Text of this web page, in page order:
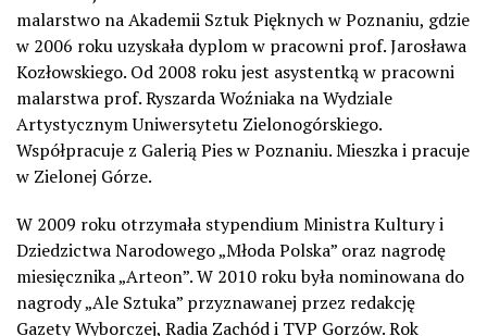
malarstwo na Akademii Sztuk Pięknych w Poznaniu, gdzie
w 2006 roku uzyskała dyplom w pracowni prof. Jarosława
Kozłowskiego. Od 2008 roku jest asystentką w pracowni
malarstwa prof. Ryszarda Woźniaka na Wydziale
Artystycznym Uniwersytetu Zielonogórskiego.
Współpracuje z Galerią Pies w Poznaniu. Mieszka i pracuje
w Zielonej Górze.
W 2009 roku otrzymała stypendium Ministra Kultury i
Dziedzictwa Narodowego „Młoda Polska” oraz nagrodę
miesięcznika „Arteon”. W 2010 roku była nominowana do
nagrody „Ale Sztuka” przyznawanej przez redakcję
Gazety Wyborczej, Radia Zachód i TVP Gorzów. Rok